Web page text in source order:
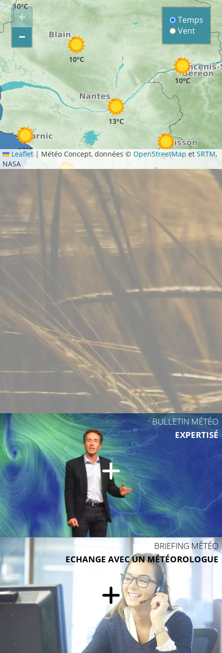
10°C
10°C
10°C
12°C
13°C
12°C
+
−
Temps
Vent
Leaflet | Météo Concept, données ©OpenStreetMap etSRTM,
NASA
BULLETIN MÉTÉO
EXPERTISÉ
BRIEFING MÉTÉO
ECHANGE AVEC UN MÉTÉOROLOGUE